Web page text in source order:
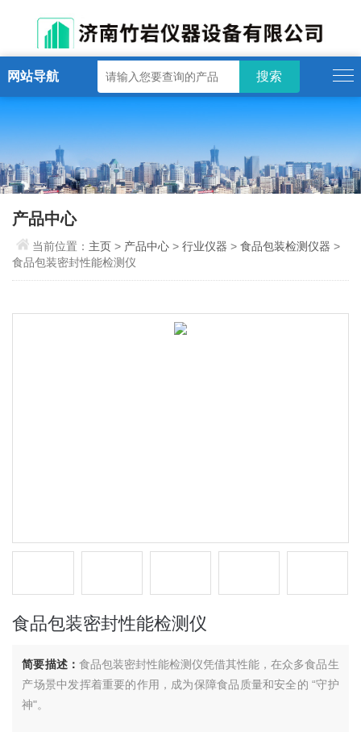
网站导航
产品中心
当前位置： 主页> 产品中心 >行业仪器 >食品包装检测仪器 >
食品包装密封性能检测仪
食品包装密封性能检测仪
简要描述： 食品包装密封性能检测仪凭借其性能，在众多食品生
产场景中发挥着重要的作用，成为保障食品质量和安全的 “守护
神"。